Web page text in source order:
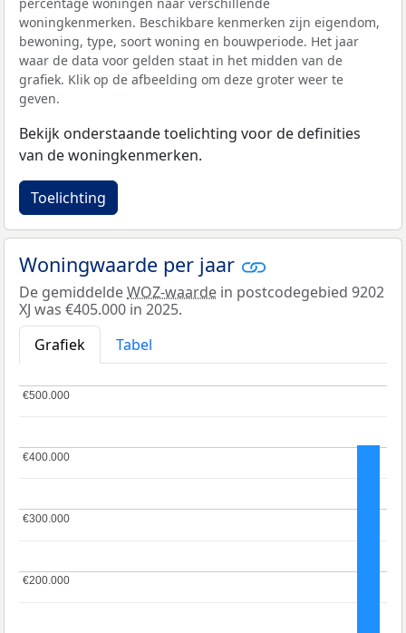
woningkenmerken. Beschikbare kenmerken zijn eigendom,
bewoning, type, soort woning en bouwperiode. Het jaar
waar de data voor gelden staat in het midden van de
grafiek. Klik op de afbeelding om deze groter weer te
geven.
Bekijk onderstaande toelichting voor de definities
van de woningkenmerken.
Toelichting
Woningwaarde per jaar
De gemiddeldeWOZ-waarde in postcodegebied 9202
XJ was €405.000 in 2025.
Grafiek
Tabel
€200.000
€200.000
€300.000
€300.000
€400.000
€400.000
€500.000
€500.000